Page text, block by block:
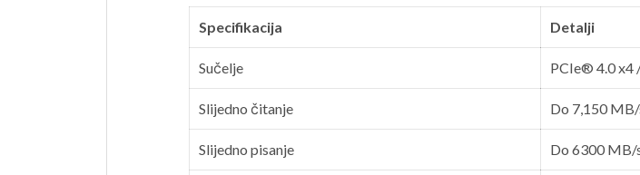
Specifikacija Detalji
Sučelje PCIe® 4.0 x4
Slijedno čitanje Do 7,150
Slijedno pisanje Do 6300 MB/